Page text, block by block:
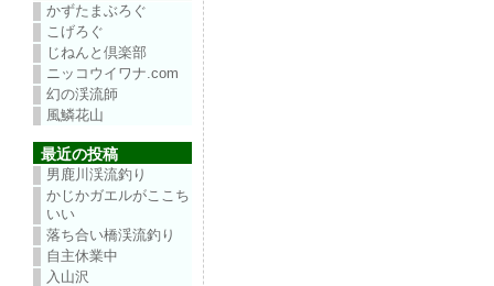
かずたまぶろぐ
こげろぐ
じねんと倶楽部
ニッコウイワナ.com
幻の渓流師
風鱗花山
最近の投稿
男鹿川渓流釣り
かじかガエルがここち
いい
落ち合い橋渓流釣り
自主休業中
入山沢